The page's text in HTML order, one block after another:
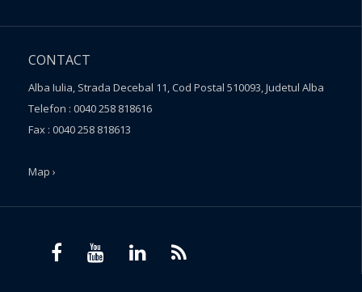
CONTACT
Alba Iulia, Strada Decebal 11, Cod Postal 510093, Judetul Alba
Telefon : 0040 258 818616
Fax : 0040 258 818613
Map ›